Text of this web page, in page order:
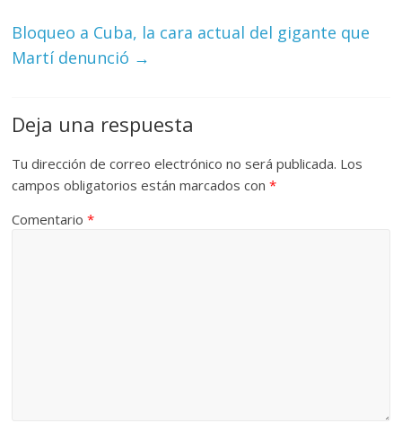
Bloqueo a Cuba, la cara actual del gigante que
Martí denunció →
Deja una respuesta
Tu dirección de correo electrónico no será publicada. Los
campos obligatorios están marcados con*
Comentario*